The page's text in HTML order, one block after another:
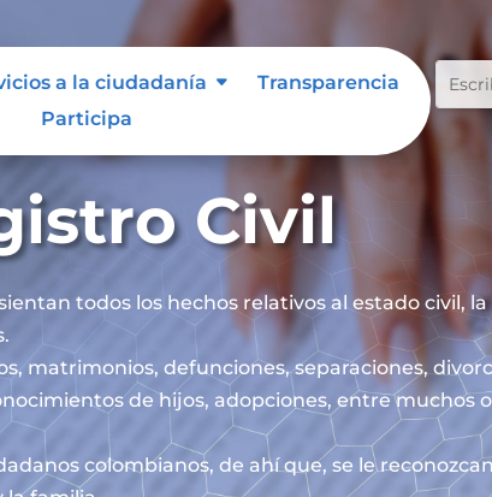
a la ciudadanía
Transparencia
Participa
Civil
todos los hechos relativos al estado civil,
matrimonios, defunciones, separaciones,
de hijos, adopciones, entre muchos
colombianos, de ahí que, se le